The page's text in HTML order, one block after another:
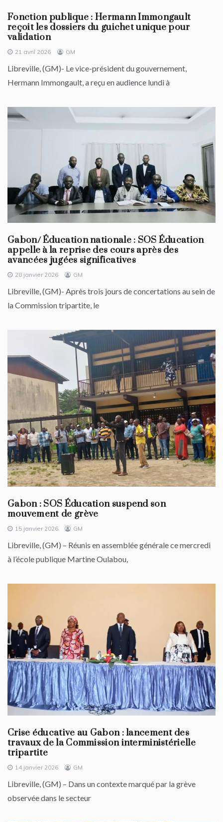
Fonction publique : Hermann Immongault
reçoit les dossiers du guichet unique pour
validation
21 avril 2026 GM
Libreville, (GM)- Le vice-président du gouvernement,
Hermann Immongault, a reçu en audience lundi à
Gabon/ Éducation nationale : SOS Éducation
appelle à la reprise des cours après des
avancées jugées significatives
28 janvier 2026 GM
Libreville, (GM)- Après trois jours de concertations au sein de
la Commission tripartite, le
Gabon : SOS Éducation suspend son
mouvement de grève
15 janvier 2026 GM
Libreville, (GM) – Réunis en assemblée générale ce mercredi
à l’école publique Martine Oulabou,
Crise éducative au Gabon : lancement des
travaux de la Commission interministérielle
tripartite
14 janvier 2026 GM
Libreville, (GM) – Dans un contexte marqué par la grève
observée dans le secteur